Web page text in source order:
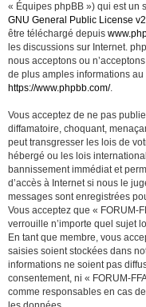
« Équipes phpBB ») qui est un
GNU General Public License v2
être téléchargé depuis
les discussions sur Internet.
nous acceptons ou
de plus amples informations
https://www.phpbb.com/.
Vous acceptez de ne pas
diffamatoire, choquant,
peut transgresser les lois de
hébergé ou les lois
bannissement immédiat et
d’accès à Internet si nous le
messages sont enregistrées
Vous acceptez que « FORUM-
verrouille n’importe quel sujet
En tant que membre, vous
saisies soient stockées dans
informations ne soient pas
consentement, ni « FORUM-
comme responsables en cas